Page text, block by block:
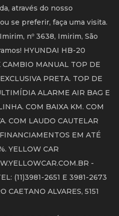
através do nosso
se preferir, faça uma visita.
nº 3638, Imirim, São
HYUNDAI HB-20
CAMBIO MANUAL TOP DE
PRETA. TOP DE
ALARME AIR BAG E
COM BAIXA KM. COM
COM LAUDO CAUTELAR
EM ATÉ
YELLOW CAR
-
(11)3981-2651 E 3981-2673
CAETANO ALVARES, 5151